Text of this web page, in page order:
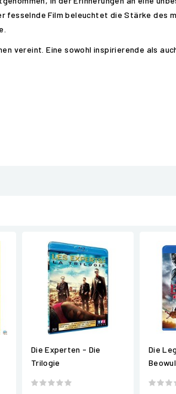
Film beleuchtet die Stärke des
vereint. Eine sowohl inspirierende als
Die Experten - Die
Trilogie
Die